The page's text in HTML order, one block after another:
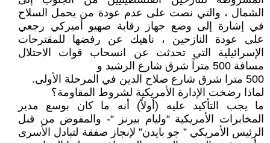
الشمال ، والتي نصت على عدم عودة من يحمل السلاح
في إشارة إلى وضع جهاز رقابة صهيو أميركي رجعي
على عودة النازحين ، ناهيك عن رفضها للمقترحات
الإسرائيلية التي تحدثت عن انسحاب قوات الاحتلال
مسافة 500 متراً شرق شارع الرشيد و
500 مترا شرق شارع صلاح الدين في المرحلة الأولى.
لماذا رضخت الإدارة الأمريكية لشروط المقاومة؟
ما يجب التأكيد عليه (أولاً) أنه ما كان بوسع مدير
المخابرات الأمريكية “وليام بيرنز “- والمفوض من قبل
الرئيس الأمريكي ” جو بايدن” لإنجاز صفقة لتبادل الأسرى